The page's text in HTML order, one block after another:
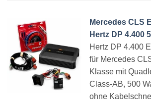
Mercedes CLS
Hertz DP 4.400
Hertz DP 4.400
für Mercedes
Klasse mit
Class-AB, 500
ohne